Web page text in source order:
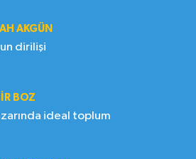
AKGÜN
dirilişi
BOZ
ideal toplum